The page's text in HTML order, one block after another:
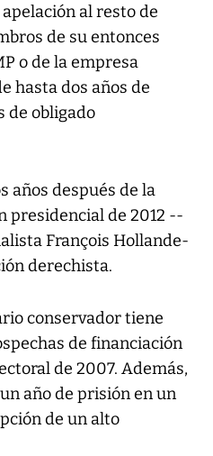
al resto de
de su entonces
o de la empresa
hasta dos años de
de obligado
años después de la
presidencial de 2012 --
François Hollande-
derechista.
conservador tiene
de financiación
de 2007. Además,
año de prisión en un
de un alto